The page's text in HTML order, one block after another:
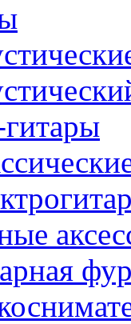
гитары